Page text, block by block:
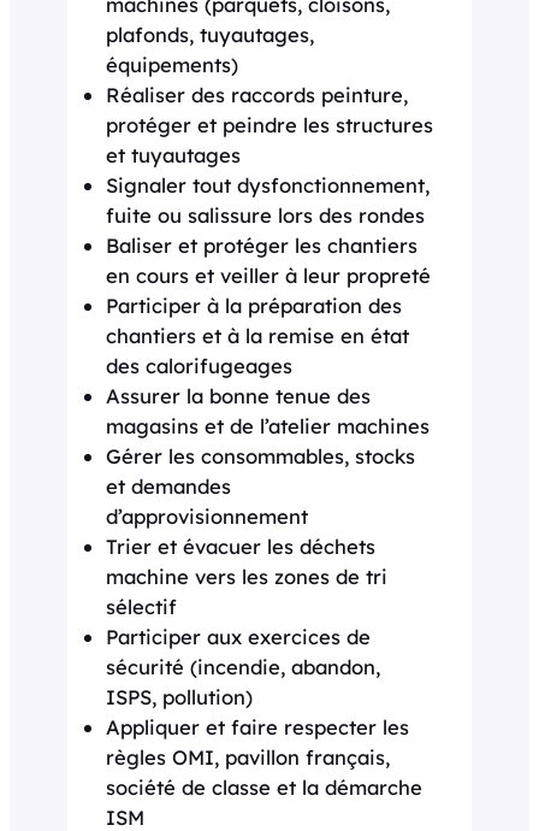
plafonds, tuyautages,
équipements)
Réaliser des raccords peinture,
protéger et peindre les structures
et tuyautages
Signaler tout dysfonctionnement,
fuite ou salissure lors des rondes
Baliser et protéger les chantiers
en cours et veiller à leur propreté
Participer à la préparation des
chantiers et à la remise en état
des calorifugeages
Assurer la bonne tenue des
magasins et de l’atelier machines
Gérer les consommables, stocks
et demandes
d’approvisionnement
Trier et évacuer les déchets
machine vers les zones de tri
sélectif
Participer aux exercices de
sécurité (incendie, abandon,
ISPS, pollution)
Appliquer et faire respecter les
règles OMI, pavillon français,
société de classe et la démarche
ISM